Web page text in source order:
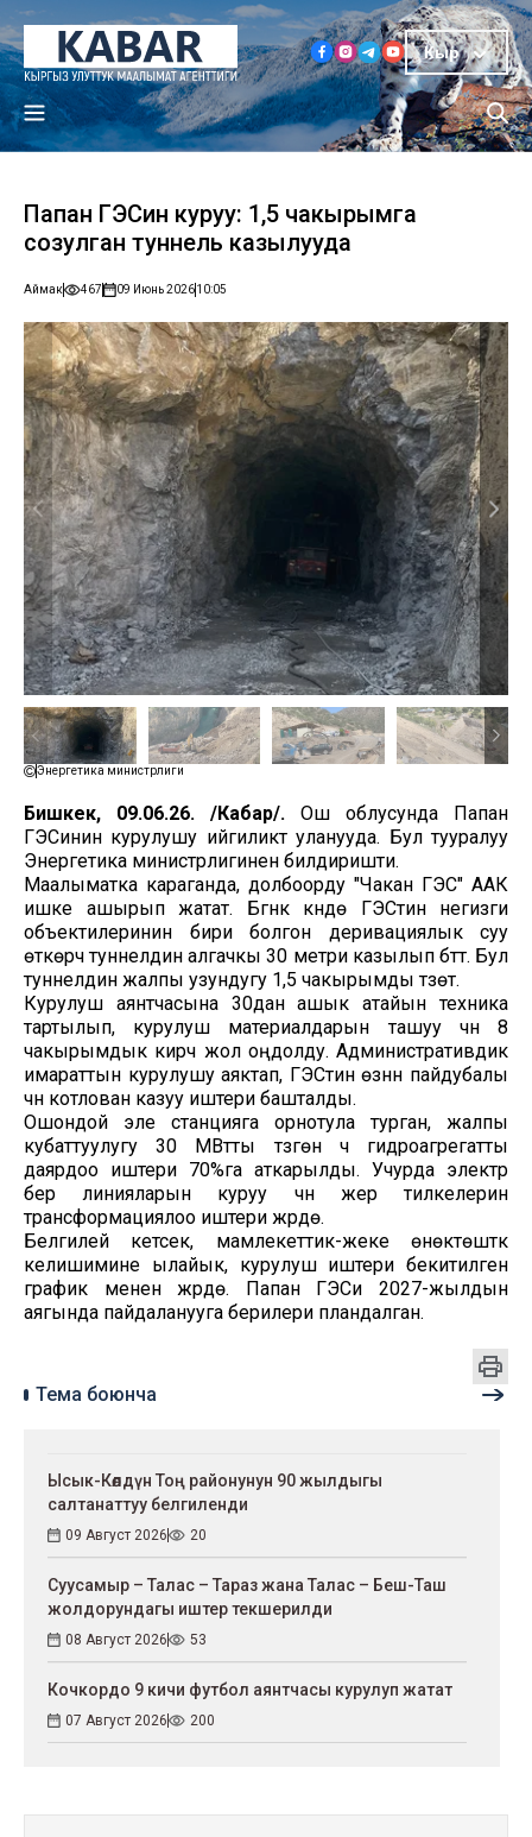
Кыр
Папан ГЭСин куруу: 1,5 чакырымга
созулган туннель казылууда
Аймак 467 09 Июнь 202610:05
Энергетика министрлиги
Бишкек, 09.06.26. /Кабар/. Ош облусунда Папан
ГЭСинин курулушу ийгиликтүү уланууда. Бул тууралуу
Энергетика министрлигинен билдиришти.
Маалыматка караганда, долбоорду "Чакан ГЭС" ААК
ишке ашырып жатат. Бүгүнкү күндө ГЭСтин негизги
объектилеринин бири болгон деривациялык суу
өткөрүүчү туннелдин алгачкы 30 метри казылып бүттү. Бул
туннелдин жалпы узундугу 1,5 чакырымды түзөт.
Курулуш аянтчасына 30дан ашык атайын техника
тартылып, курулуш материалдарын ташуу үчүн 8
чакырымдык кирүүчү жол оңдолду. Административдик
имараттын курулушу аяктап, ГЭСтин өзүнүн пайдубалы
үчүн котлован казуу иштери башталды.
Ошондой эле станцияга орнотула турган, жалпы
кубаттуулугу 30 МВтты түзгөн үч гидроагрегатты
даярдоо иштери 70%га аткарылды. Учурда электр
берүү линияларын куруу үчүн жер тилкелерин
трансформациялоо иштери жүрүүдө.
Белгилей кетсек, мамлекеттик-жеке өнөктөштүк
келишимине ылайык, курулуш иштери бекитилген
график менен жүрүүдө. Папан ГЭСи 2027-жылдын
аягында пайдаланууга берилери пландалган.
Тема боюнча
Ысык-Көлдүн Тоң районунун 90 жылдыгы
салтанаттуу белгиленди
09 Август 2026 20
Суусамыр – Талас – Тараз жана Талас – Беш-Таш
жолдорундагы иштер текшерилди
08 Август 2026 53
Кочкордо 9 кичи футбол аянтчасы курулуп жатат
07 Август 2026 200